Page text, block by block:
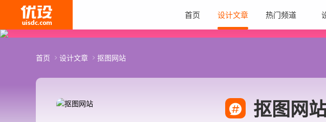
首页 设计文章 热门频道
首页 设计文章 抠图网站
抠图网